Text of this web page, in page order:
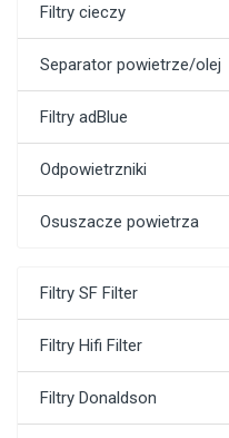
Filtry cieczy
Separator powietrze/olej
Filtry adBlue
Odpowietrzniki
Osuszacze powietrza
Filtry SF Filter
Filtry Hifi Filter
Filtry Donaldson